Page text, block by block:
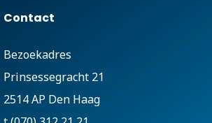
Contact
Bezoekadres
Prinsessegracht 21
2514 AP Den Haag